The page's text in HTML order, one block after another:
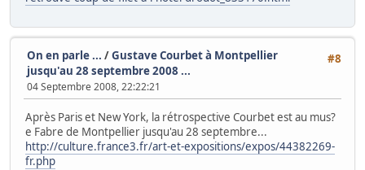
#8
On en parle ... /Gustave Courbet à Montpellier
jusqu'au 28 septembre 2008 ...
04 Septembre 2008, 22:22:21
Après Paris et New York, la rétrospective Courbet est au mus?
e Fabre de Montpellier jusqu'au 28 septembre...
http://culture.france3.fr/art-et-expositions/expos/44382269-
fr.php